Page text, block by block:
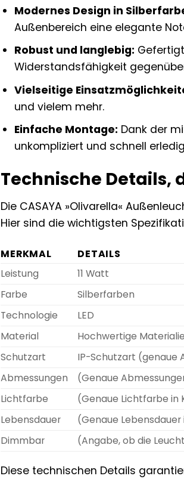
Modernes Design in
Außenbereich eine elegante
Robust und langlebig:
Widerstandsfähigkeit
Vielseitige
und vielem mehr.
Einfache Montage: Dank der
unkompliziert und schnell
Technische Details,
Die CASAYA »Olivarella«
Hier sind die wichtigsten
MERKMAL
DETAILS
Leistung
11 Watt
Farbe
Silberfarben
Technologie
LED
Material
Hochwertige
Schutzart
IP-Schutzart (genaue
Abmessungen
(Genaue
Lichtfarbe
(Genaue Lichtfarbe in
Lebensdauer
(Genaue
Dimmbar
(Angabe, ob die
Diese technischen Details